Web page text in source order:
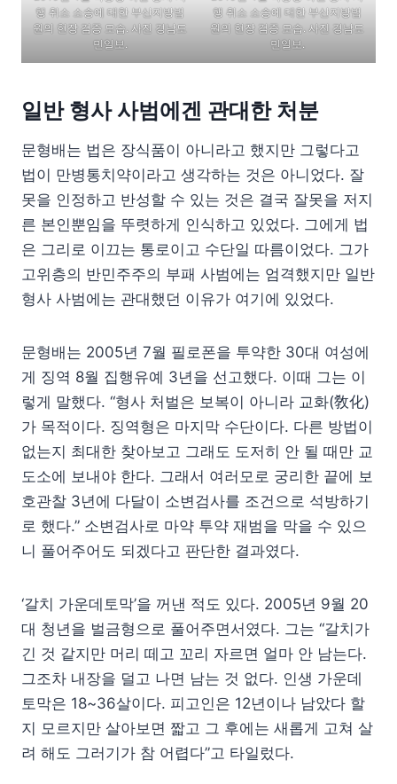
행 취소 소송에 대한 부산지방법
원의 현장 검증 모습. 사진 경남도
민일보.
행 취소 소송에 대한 부산지방법
원의 현장 검증 모습. 사진 경남도
민일보.
일반 형사 사범에겐 관대한 처분
문형배는 법은 장식품이 아니라고 했지만 그렇다고
법이 만병통치약이라고 생각하는 것은 아니었다. 잘
못을 인정하고 반성할 수 있는 것은 결국 잘못을 저지
른 본인뿐임을 뚜렷하게 인식하고 있었다. 그에게 법
은 그리로 이끄는 통로이고 수단일 따름이었다. 그가
고위층의 반민주주의 부패 사범에는 엄격했지만 일반
형사 사범에는 관대했던 이유가 여기에 있었다.
문형배는 2005년 7월 필로폰을 투약한 30대 여성에
게 징역 8월 집행유예 3년을 선고했다. 이때 그는 이
렇게 말했다. “형사 처벌은 보복이 아니라 교화(敎化)
가 목적이다. 징역형은 마지막 수단이다. 다른 방법이
없는지 최대한 찾아보고 그래도 도저히 안 될 때만 교
도소에 보내야 한다. 그래서 여러모로 궁리한 끝에 보
호관찰 3년에 다달이 소변검사를 조건으로 석방하기
로 했다.” 소변검사로 마약 투약 재범을 막을 수 있으
니 풀어주어도 되겠다고 판단한 결과였다.
‘갈치 가운데토막’을 꺼낸 적도 있다. 2005년 9월 20
대 청년을 벌금형으로 풀어주면서였다. 그는 “갈치가
긴 것 같지만 머리 떼고 꼬리 자르면 얼마 안 남는다.
그조차 내장을 덜고 나면 남는 것 없다. 인생 가운데
토막은 18~36살이다. 피고인은 12년이나 남았다 할
지 모르지만 살아보면 짧고 그 후에는 새롭게 고쳐 살
려 해도 그러기가 참 어렵다”고 타일렀다.